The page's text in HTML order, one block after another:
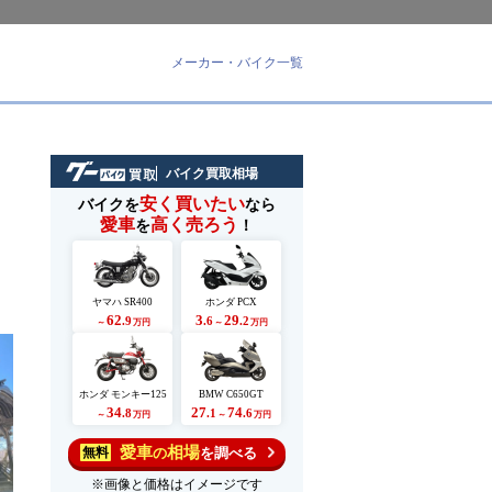
メーカー・バイク一覧
バイク買取相場
バイクを安く買いたいなら
愛車を高く売ろう ！
ヤマハ SR400
～ 62.9 万円
ホンダ PCX
3.6 ～ 29.2 万円
ホンダ モンキー125
～ 34.8万円
BMW C650GT
27.1 ～ 74.6万円
無料 愛車の相場を調べる
※画像と価格はイメージです